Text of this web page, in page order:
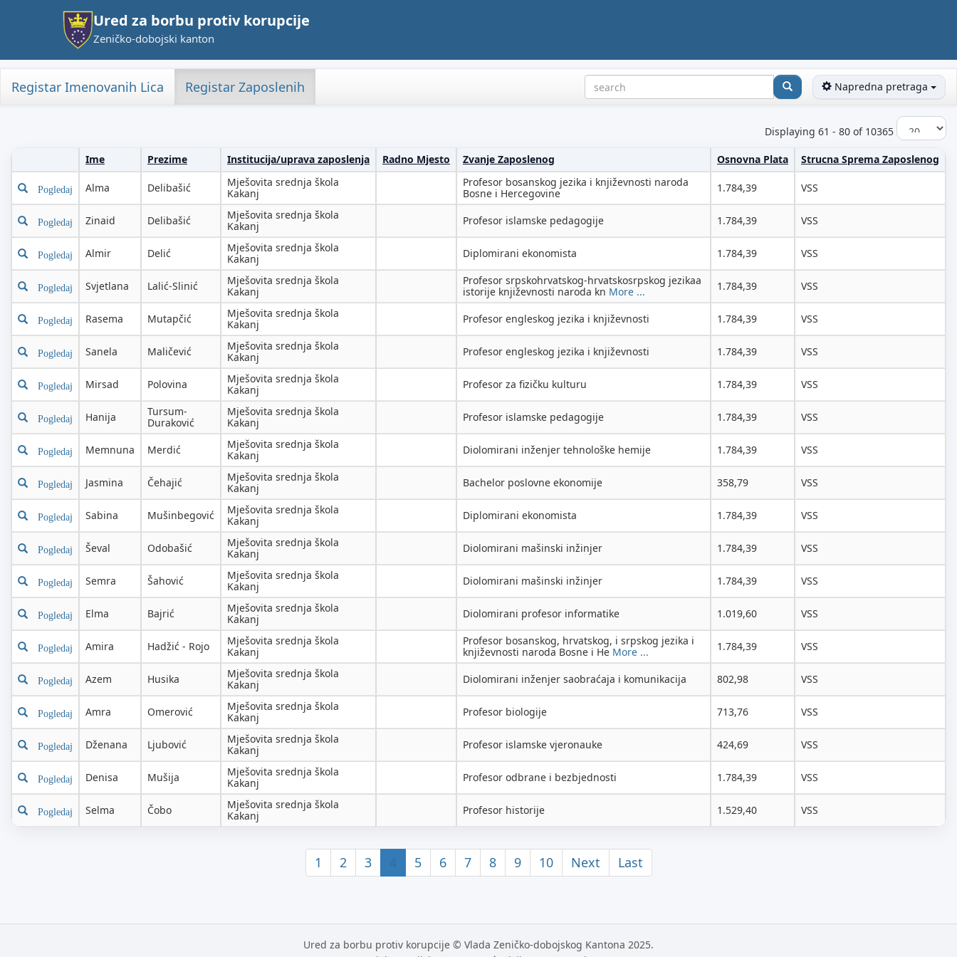
Ured za borbu protiv korupcije
Zeničko-dobojski kanton
Registar Imenovanih Lica Registar Zaposlenih Napredna pretraga
Displaying 61 - 80 of 10365
Ime Prezime Institucija/uprava zaposlenja Radno Mjesto Zvanje Zaposlenog Osnovna Plata Strucna Sprema Zaposlenog
Pogledaj Alma Delibašić
Mješovita srednja škola
Kakanj
Profesor bosanskog jezika i književnosti naroda
Bosne i Hercegovine
1.784,39 VSS
Pogledaj Zinaid Delibašić
Mješovita srednja škola
Kakanj
Profesor islamske pedagogije 1.784,39 VSS
Pogledaj Almir Delić
Mješovita srednja škola
Kakanj
Diplomirani ekonomista 1.784,39 VSS
Pogledaj Svjetlana Lalić-Slinić
Mješovita srednja škola
Kakanj
Profesor srpskohrvatskog-hrvatskosrpskog jezikaa
istorije književnosti naroda kn More ... 1.784,39 VSS
Pogledaj Rasema Mutapčić
Mješovita srednja škola
Kakanj
Profesor engleskog jezika i književnosti 1.784,39 VSS
Pogledaj Sanela Maličević
Mješovita srednja škola
Kakanj
Profesor engleskog jezika i književnosti 1.784,39 VSS
Pogledaj Mirsad Polovina
Mješovita srednja škola
Kakanj
Profesor za fizičku kulturu 1.784,39 VSS
Pogledaj Hanija
Tursum-
Duraković
Mješovita srednja škola
Kakanj
Profesor islamske pedagogije 1.784,39 VSS
Pogledaj Memnuna Merdić
Mješovita srednja škola
Kakanj
Diolomirani inženjer tehnološke hemije 1.784,39 VSS
Pogledaj Jasmina Čehajić
Mješovita srednja škola
Kakanj
Bachelor poslovne ekonomije 358,79 VSS
Pogledaj Sabina Mušinbegović
Mješovita srednja škola
Kakanj
Diplomirani ekonomista 1.784,39 VSS
Pogledaj Ševal Odobašić
Mješovita srednja škola
Kakanj
Diolomirani mašinski inžinjer 1.784,39 VSS
Pogledaj Semra Šahović
Mješovita srednja škola
Kakanj
Diolomirani mašinski inžinjer 1.784,39 VSS
Pogledaj Elma Bajrić
Mješovita srednja škola
Kakanj
Diolomirani profesor informatike 1.019,60 VSS
Pogledaj Amira Hadžić - Rojo
Mješovita srednja škola
Kakanj
Profesor bosanskog, hrvatskog, i srpskog jezika i
književnosti naroda Bosne i He More ... 1.784,39 VSS
Pogledaj Azem Husika
Mješovita srednja škola
Kakanj
Diolomirani inženjer saobraćaja i komunikacija 802,98 VSS
Pogledaj Amra Omerović
Mješovita srednja škola
Kakanj
Profesor biologije 713,76 VSS
Pogledaj Dženana Ljubović
Mješovita srednja škola
Kakanj
Profesor islamske vjeronauke 424,69 VSS
Pogledaj Denisa Mušija
Mješovita srednja škola
Kakanj
Profesor odbrane i bezbjednosti 1.784,39 VSS
Pogledaj Selma Čobo
Mješovita srednja škola
Kakanj
Profesor historije 1.529,40 VSS
1 2 3 4 5 6 7 8 9 10 Next Last
Ured za borbu protiv korupcije © Vlada Zeničko-dobojskog Kantona 2025.